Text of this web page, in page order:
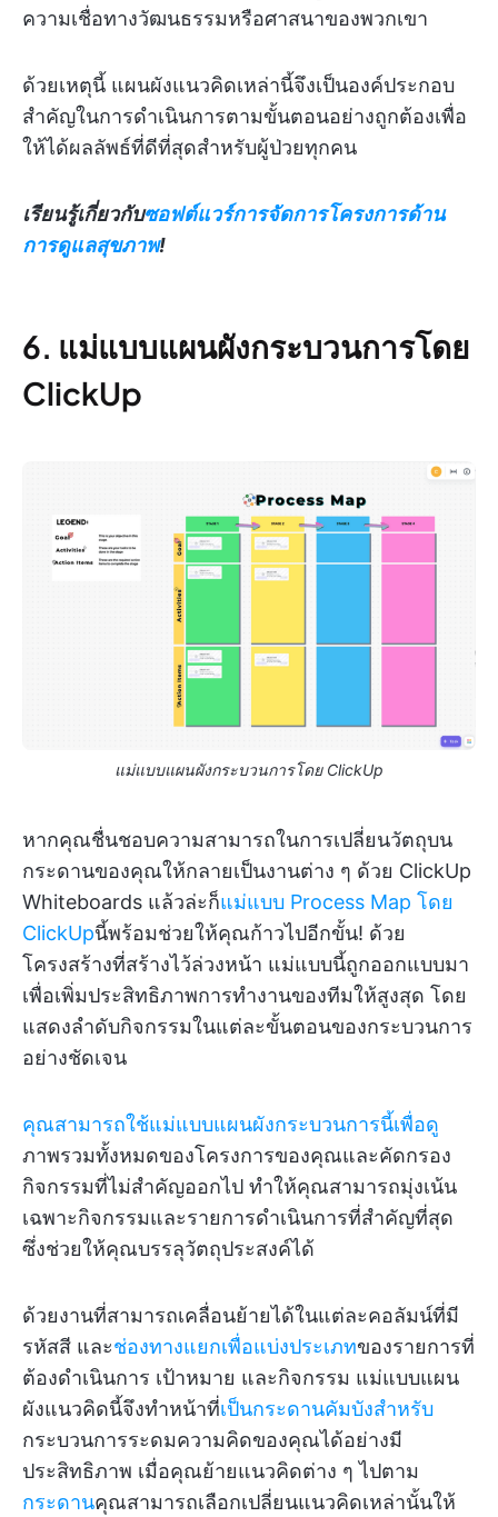
ความเชื่อทางวัฒนธรรมหรือศาสนาของพวกเขา
ด้วยเหตุนี้ แผนผังแนวคิดเหล่านี้จึงเป็นองค์ประกอบ
สำคัญในการดำเนินการตามขั้นตอนอย่างถูกต้องเพื่อ
ให้ได้ผลลัพธ์ที่ดีที่สุดสำหรับผู้ป่วยทุกคน
เรียนรู้เกี่ยวกับซอฟต์แวร์การจัดการโครงการด้าน
การดูแลสุขภาพ!
6. แม่แบบแผนผังกระบวนการโดย
ClickUp
แม่แบบแผนผังกระบวนการโดย ClickUp
หากคุณชื่นชอบความสามารถในการเปลี่ยนวัตถุบน
กระดานของคุณให้กลายเป็นงานต่าง ๆ ด้วย ClickUp
Whiteboards แล้วล่ะก็แม่แบบ Process Map โดย
ClickUpนี้พร้อมช่วยให้คุณก้าวไปอีกขั้น! ด้วย
โครงสร้างที่สร้างไว้ล่วงหน้า แม่แบบนี้ถูกออกแบบมา
เพื่อเพิ่มประสิทธิภาพการทำงานของทีมให้สูงสุด โดย
แสดงลำดับกิจกรรมในแต่ละขั้นตอนของกระบวนการ
อย่างชัดเจน
คุณสามารถใช้แม่แบบแผนผังกระบวนการนี้เพื่อดู
ภาพรวมทั้งหมดของโครงการของคุณและคัดกรอง
กิจกรรมที่ไม่สำคัญออกไป ทำให้คุณสามารถมุ่งเน้น
เฉพาะกิจกรรมและรายการดำเนินการที่สำคัญที่สุด
ซึ่งช่วยให้คุณบรรลุวัตถุประสงค์ได้
ด้วยงานที่สามารถเคลื่อนย้ายได้ในแต่ละคอลัมน์ที่มี
รหัสสี และช่องทางแยกเพื่อแบ่งประเภทของรายการที่
ต้องดำเนินการ เป้าหมาย และกิจกรรม แม่แบบแผน
ผังแนวคิดนี้จึงทำหน้าที่เป็นกระดานคัมบังสำหรับ
กระบวนการระดมความคิดของคุณได้อย่างมี
ประสิทธิภาพ เมื่อคุณย้ายแนวคิดต่าง ๆ ไปตาม
กระดานคุณสามารถเลือกเปลี่ยนแนวคิดเหล่านั้นให้